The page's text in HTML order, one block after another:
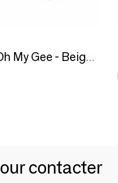
La Housse De Coussin Oh My Gee - Beige - 60x60
contacter